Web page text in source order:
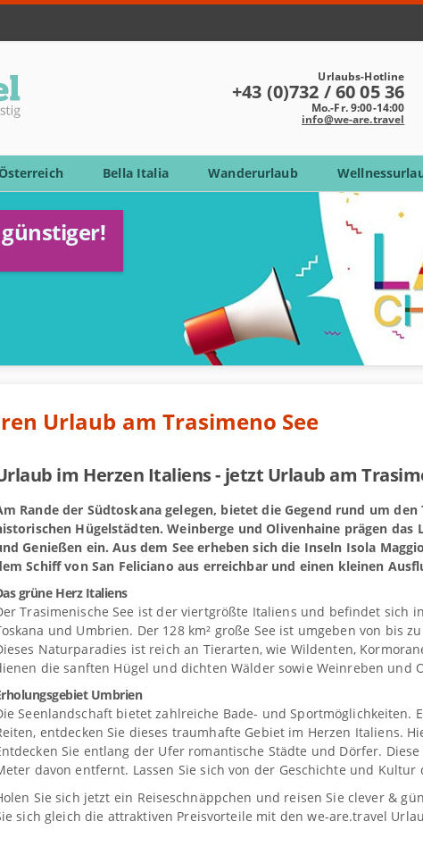
Urlaubs-Hotline
+43 (0)732 / 60 05 36
Mo.-Fr. 9:00-14:00
info@we-are.travel
Bella Italia Wanderurlaub
Urlaub am Trasimeno See
im Herzen Italiens - jetzt Urlaub am
Rande der Südtoskana gelegen, bietet die Gegend rund um
Hügelstädten. Weinberge und Olivenhaine prägen
Genießen ein. Aus dem See erheben sich die Inseln Isola
Schiff von San Feliciano aus erreichbar und einen kleinen
grüne Herz Italiens
Trasimenische See ist der viertgrößte Italiens und befindet sich
und Umbrien. Der 128 km² große See ist umgeben von bis
Naturparadies ist reich an Tierarten, wie Wildenten,
die sanften Hügel und dichten Wälder sowie Weinreben und
Umbrien
Seenlandschaft bietet zahlreiche Bade- und Sportmöglichkeiten.
entdecken Sie dieses traumhafte Gebiet im Herzen Italiens.
Sie entlang der Ufer romantische Städte und Dörfer.
davon entfernt. Lassen Sie sich von der Geschichte und
Sie sich jetzt ein Reiseschnäppchen und reisen Sie clever &
sich gleich die attraktiven Preisvorteile mit den we-are.travel